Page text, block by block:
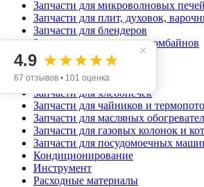
Запчасти для микроволновых печей
Запчасти для плит, духовок,
Запчасти для блендеров
Запчасти для кухонных комбайнов
Запчасти для миксеров
Запчасти для аэрогрилей
Запчасти для мясорубок
Запчасти для хлебопечек
Запчасти для чайников и
Запчасти для масляных
Запчасти для газовых колонок и
Запчасти для посудомоечных
Кондиционирование
Инструмент
Расходные материалы
×
4.9 ★★★★★
67 отзывов • 101 оценка